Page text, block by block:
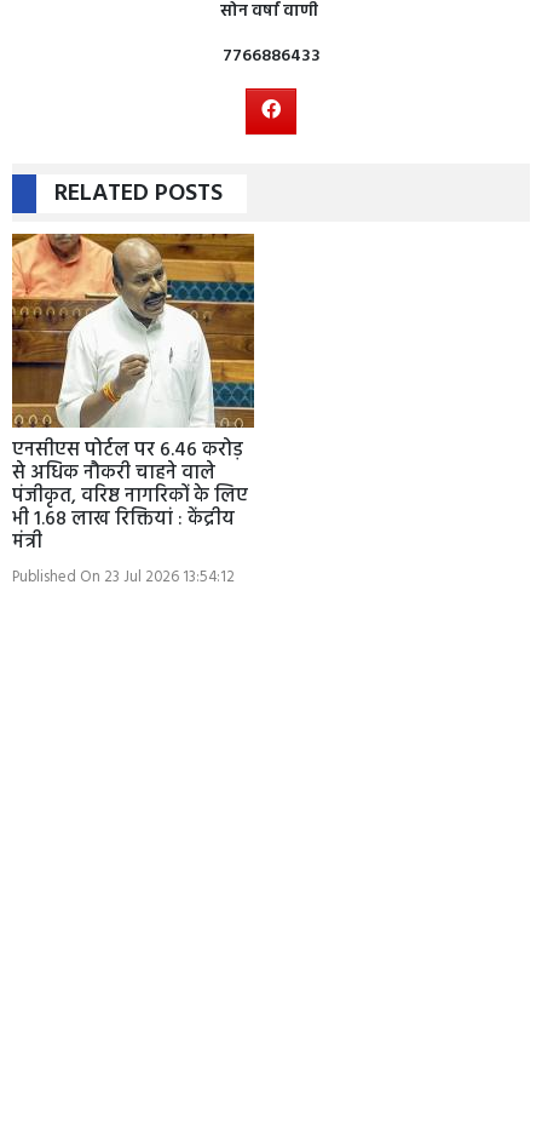
सोन वर्षा वाणी
7766886433
RELATED POSTS
एनसीएस पोर्टल पर 6.46 करोड़
से अधिक नौकरी चाहने वाले
पंजीकृत, वरिष्ठ नागरिकों के लिए
भी 1.68 लाख रिक्तियां : केंद्रीय
मंत्री
Published On 23 Jul 2026 13:54:12